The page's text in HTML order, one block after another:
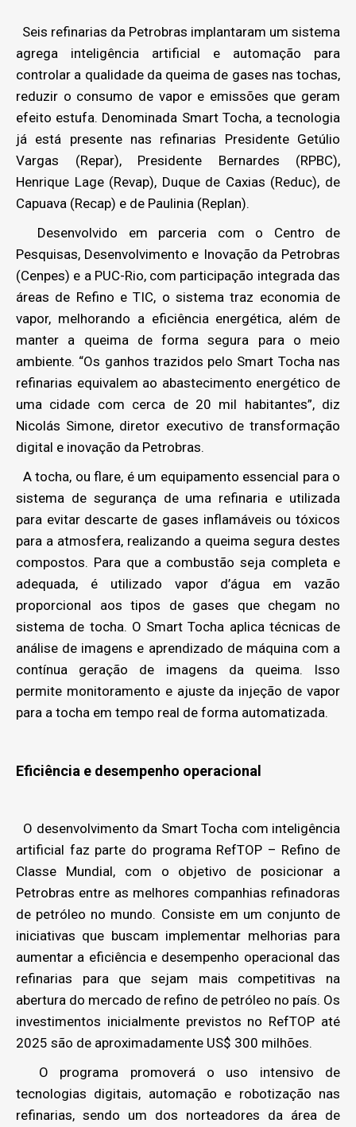
Seis refinarias da Petrobras implantaram um sistema
agrega inteligência artificial e automação para
controlar a qualidade da queima de gases nas tochas,
reduzir o consumo de vapor e emissões que geram
efeito estufa. Denominada Smart Tocha, a tecnologia
já está presente nas refinarias Presidente Getúlio
Vargas (Repar), Presidente Bernardes (RPBC),
Henrique Lage (Revap), Duque de Caxias (Reduc), de
Capuava (Recap) e de Paulinia (Replan).
Desenvolvido em parceria com o Centro de
Pesquisas, Desenvolvimento e Inovação da Petrobras
(Cenpes) e a PUC-Rio, com participação integrada das
áreas de Refino e TIC, o sistema traz economia de
vapor, melhorando a eficiência energética, além de
manter a queima de forma segura para o meio
ambiente. “Os ganhos trazidos pelo Smart Tocha nas
refinarias equivalem ao abastecimento energético de
uma cidade com cerca de 20 mil habitantes”, diz
Nicolás Simone, diretor executivo de transformação
digital e inovação da Petrobras.
A tocha, ou flare, é um equipamento essencial para o
sistema de segurança de uma refinaria e utilizada
para evitar descarte de gases inflamáveis ou tóxicos
para a atmosfera, realizando a queima segura destes
compostos. Para que a combustão seja completa e
adequada, é utilizado vapor d’água em vazão
proporcional aos tipos de gases que chegam no
sistema de tocha. O Smart Tocha aplica técnicas de
análise de imagens e aprendizado de máquina com a
contínua geração de imagens da queima. Isso
permite monitoramento e ajuste da injeção de vapor
para a tocha em tempo real de forma automatizada.
Eficiência e desempenho operacional
O desenvolvimento da Smart Tocha com inteligência
artificial faz parte do programa RefTOP – Refino de
Classe Mundial, com o objetivo de posicionar a
Petrobras entre as melhores companhias refinadoras
de petróleo no mundo. Consiste em um conjunto de
iniciativas que buscam implementar melhorias para
aumentar a eficiência e desempenho operacional das
refinarias para que sejam mais competitivas na
abertura do mercado de refino de petróleo no país. Os
investimentos inicialmente previstos no RefTOP até
2025 são de aproximadamente US$ 300 milhões.
O programa promoverá o uso intensivo de
tecnologias digitais, automação e robotização nas
refinarias, sendo um dos norteadores da área de